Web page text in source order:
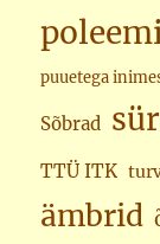
puuetega
Sõbrad
TTÜ ITK
ämbrid